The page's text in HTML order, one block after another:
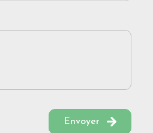
Envoyer